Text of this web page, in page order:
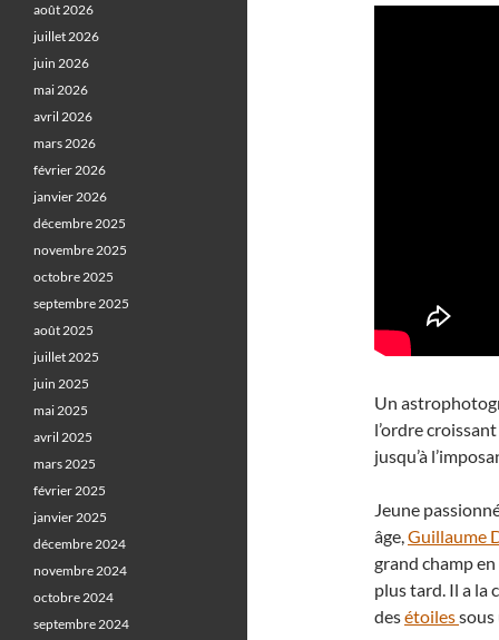
Un
l’ordre
jusqu’à
Jeune
âge,Guillaume
grand champ
plus tard. Il a la
desétoilessous
août 2026
juillet 2026
juin 2026
mai 2026
avril 2026
mars 2026
février 2026
janvier 2026
décembre 2025
novembre 2025
octobre 2025
septembre 2025
août 2025
juillet 2025
juin 2025
mai 2025
avril 2025
mars 2025
février 2025
janvier 2025
décembre 2024
novembre 2024
octobre 2024
septembre 2024